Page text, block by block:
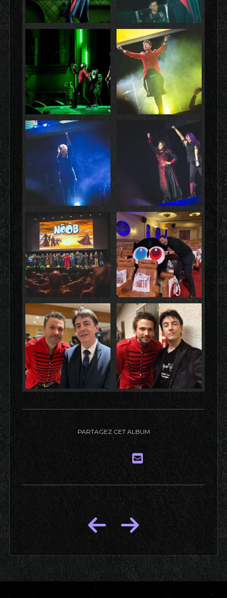
PARTAGEZ CET ALBUM